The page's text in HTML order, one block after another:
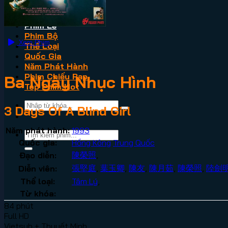
VN2
Phim Lẻ
Phim Bộ
Thể Loại
Quốc Gia
Năm Phát Hành
Phim Chiếu Rạp
Top Phim Hot
Xem Phim
Ba Ngày Nhục Hình
3 Days Of A Blind Girl
Năm phát hành: 1993
Quốc gia:
Hồng Kông Trung Quốc
Đạo diễn:
陳榮照
Diễn viên:
張堅庭 葉玉卿 陳友 陳月茹 陳榮照 陸劍
Thể loại:
Tâm Lý
Từ khóa:
84 phút
Full HD
Vietsub + Thuyết Minh